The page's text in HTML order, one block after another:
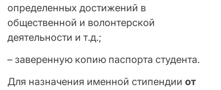
определенных достижений в
общественной и волонтерской
деятельности и т.д.;
– заверенную копию паспорта студента.
Для назначения именной стипендии от